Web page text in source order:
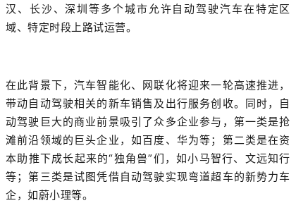
汉、长沙、深圳等多个城市允许自动驾驶汽车在特定区
域、特定时段上路试运营。
在此背景下，汽车智能化、网联化将迎来一轮高速推进，
带动自动驾驶相关的新车销售及出行服务创收。同时，自
动驾驶巨大的商业前景吸引了众多企业参与，第一类是抢
滩前沿领域的巨头企业，如百度、华为等；第二类是在资
本助推下成长起来的“独角兽”们，如小马智行、文远知行
等；第三类是试图凭借自动驾驶实现弯道超车的新势力车
企，如蔚小理等。